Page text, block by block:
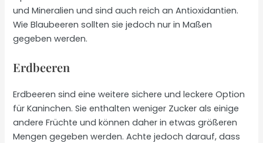
und Mineralien und sind auch reich an Antioxidantien.
Wie Blaubeeren sollten sie jedoch nur in Maßen
gegeben werden.
Erdbeeren
Erdbeeren sind eine weitere sichere und leckere Option
für Kaninchen. Sie enthalten weniger Zucker als einige
andere Früchte und können daher in etwas größeren
Mengen gegeben werden. Achte jedoch darauf, dass